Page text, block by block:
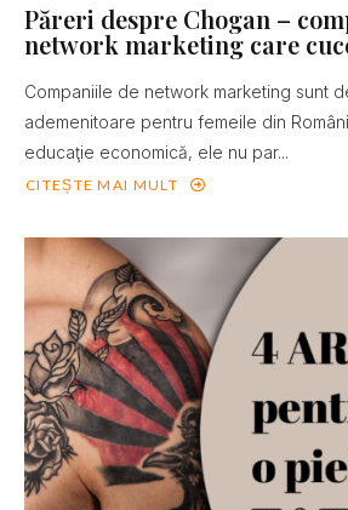
Păreri despre Chogan –
network marketing care
Companiile de network marketing sunt
ademenitoare pentru femeile din
educaţie economică, ele nu par...
CITEȘTE MAI MULT